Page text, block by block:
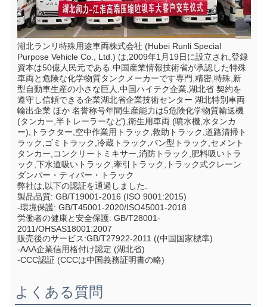
湖北ランリ特殊用途車両株式会社 (Hubei Runli Special
Purpose Vehicle Co., Ltd.) は,2009年1月19日に設立され,登録
資本は50億人民元である.中国産業情報技術省が承認した特殊
車両と危険な化学物質タンクメーカーです専門,精密,特殊,新
型自動車生産の小さな巨人,中国ハイテク企業,湖北省 契約を
遵守し信頼できる企業湖北省企業技術センター 湖北特別車両
輸出企業 ほか 名誉称号年間生産能力は5危険化学物質輸送機
(タンカー,半トレーラーなど),衛生用車両 (噴水機,水タンカ
ー),トラクター,空中作業用トラック,救助トラック,道路清掃ト
ラック,ゴミトラック,冷蔵トラック,バン型トラック,セメント
タンカー,コンクリートミキサー,消防トラック,肥料吸いトラ
ック,下水道吸いトラック,牽引トラック,トラック式クレーン
ダンパー・ティパー・トラック
弊社は,以下の認証を通過しました.
製品品質: GB/T19001-2016 (ISO 9001:2015)
-環境保護: GB/T45001-2020/ISO45001-2018
労働者の健康と安全保護: GB/T28001-
2011/OHSAS18001:2007
販売後のサービス:GB/T27922-2011 ((中国国家標準)
-AAA企業信用格付け認定 (湖北省)
-CCC認証 (CCCは中国義務証明書の略)
よくある質問